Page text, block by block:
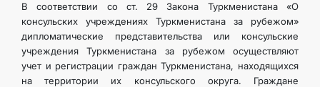
В соответствии со ст. 29 Закона Туркменистана «О
консульских учреждениях Туркменистана за рубежом»
дипломатические представительства или консульские
учреждения Туркменистана за рубежом осуществляют
учет и регистрации граждан Туркменистана, находящихся
на территории их консульского округа. Граждане